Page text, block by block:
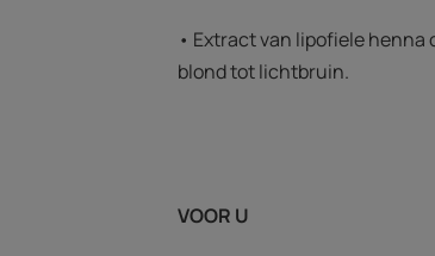
• Extract van lipofiele
blond tot lichtbruin.
VOOR U